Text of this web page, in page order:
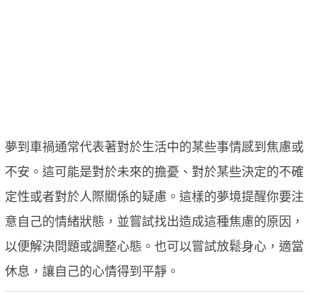
夢到車禍通常代表著對於生活中的某些事情感到焦慮或
不安。這可能是對於未來的擔憂、對於某些決定的不確
定性或者對於人際關係的疑慮。這樣的夢境提醒你要注
意自己的情緒狀態，並嘗試找出造成這種焦慮的原因，
以便解決問題或調整心態。也可以嘗試放鬆身心，適當
休息，讓自己的心情得到平靜。